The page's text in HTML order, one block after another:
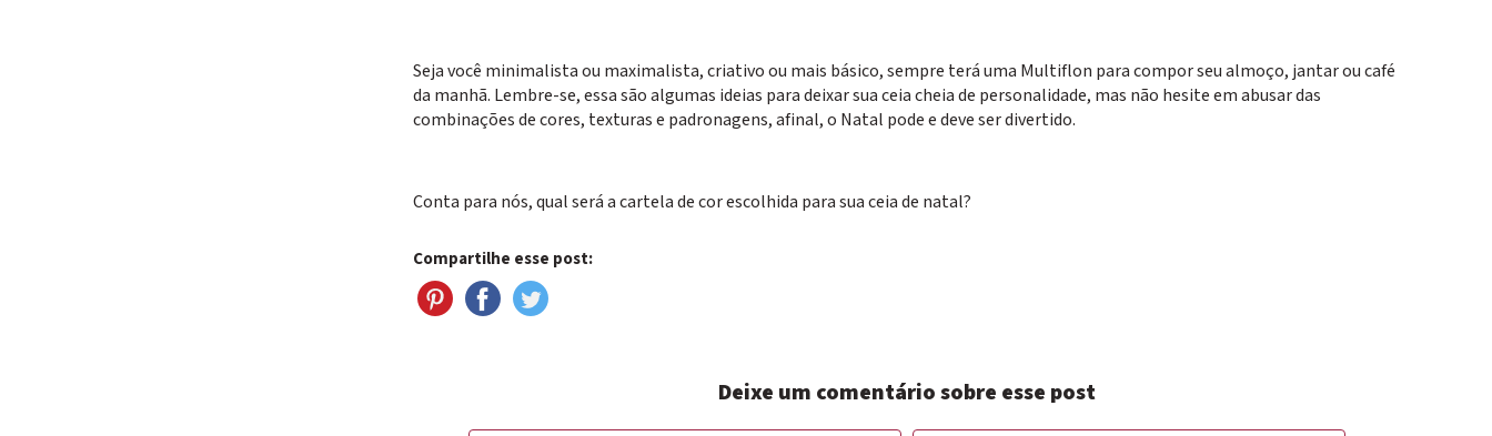
Seja você minimalista ou maximalista, criativo ou mais básico, sempre terá uma Multiflon para compor seu almoço, jantar ou café
da manhã. Lembre-se, essa são algumas ideias para deixar sua ceia cheia de personalidade, mas não hesite em abusar das
combinações de cores, texturas e padronagens, afinal, o Natal pode e deve ser divertido.
Conta para nós, qual será a cartela de cor escolhida para sua ceia de natal?
Compartilhe esse post:
Deixe um comentário sobre esse post